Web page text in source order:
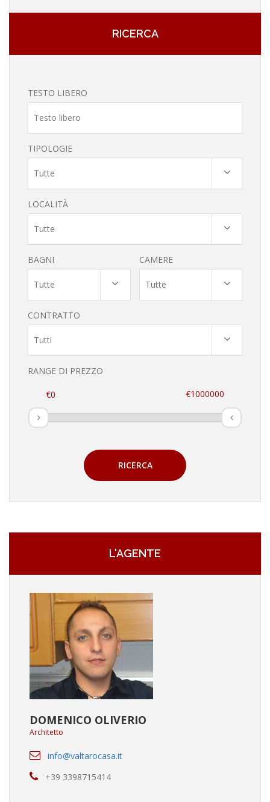
RICERCA
TESTO LIBERO
TIPOLOGIE
Tutte
LOCALITÀ
Tutte
BAGNI
Tutte
CAMERE
Tutte
CONTRATTO
Tutti
RANGE DI PREZZO
RICERCA
L'AGENTE
DOMENICO OLIVERIO
Architetto
info@valtarocasa.it
+39 3398715414